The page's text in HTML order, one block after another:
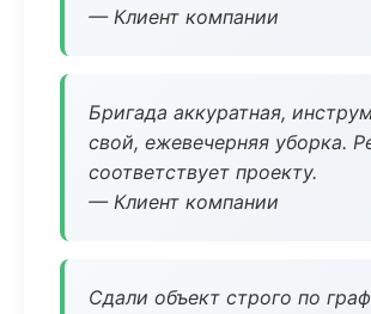
— Клиент компании
Бригада аккуратная,
свой, ежевечерняя уборка.
соответствует проекту.
— Клиент компании
Сдали объект строго по